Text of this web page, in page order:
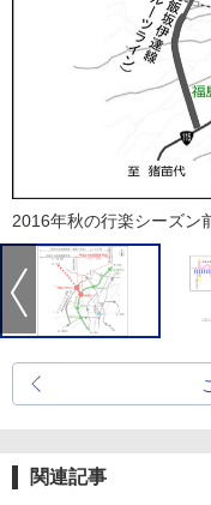
2016年秋の行楽シーズン
関連記事